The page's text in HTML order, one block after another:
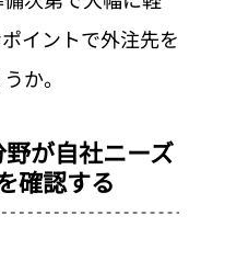
イントで外注先を
か。
が自社ニーズ
確認する